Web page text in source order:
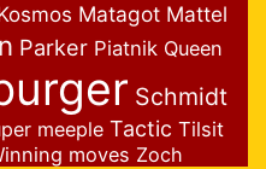
Matagot Mattel
Parker Piatnik Queen
Schmidt
meeple Tactic Tilsit
moves Zoch